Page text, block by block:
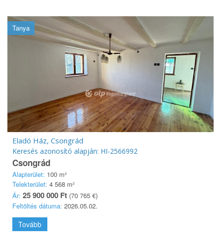
Tanya
Eladó Ház, Csongrád
Keresés azonosító alapján: HI-2566992
Csongrád
Alapterület: 100 m²
Telekterület: 4 568 m²
Ár: 25 900 000 Ft (70 765 €)
Feltöltés dátuma: 2026.05.02.
Tovább